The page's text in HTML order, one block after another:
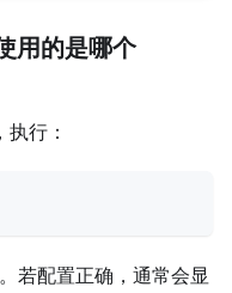
用的是哪个
行：
若配置正确，通常会显